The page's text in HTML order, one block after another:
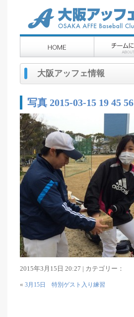
大阪アッフェ情報
写真 2015-03-15 19 45 56
2015年3月15日 20:27 | カテゴリー：
« 3月15日 特別ゲスト入り練習